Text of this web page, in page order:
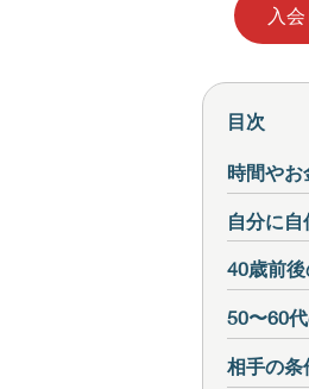
入
目次
時間やお
自分に自
40歳前
50〜60
相手の条